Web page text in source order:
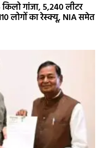
गांजा, 5,240 लीटर
लोगों का रेस्क्यू, NIA समेत